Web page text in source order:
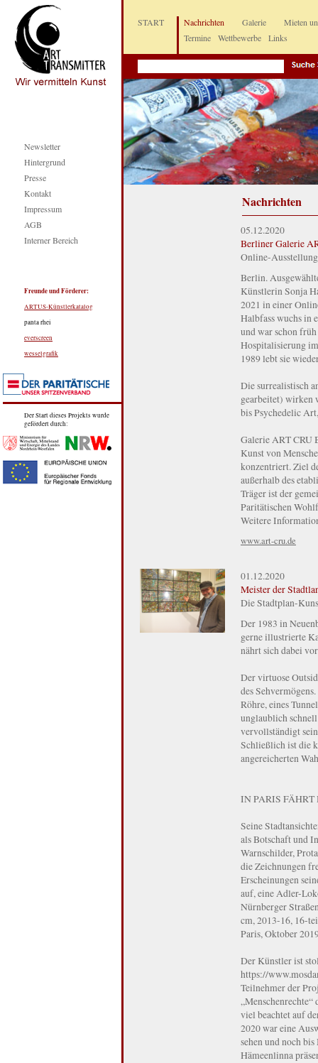
Newsletter
Hintergrund
Presse
Kontakt
Impressum
AGB
Interner Bereich
Freunde und Förderer:
ARTUS-Künstlerkatalog
panta rhei
everscreen
wesselgrafik
Der Start dieses Projekts wurde
gefördert durch:
START
Nachrichten
Termine
Wettbewerbe Links
Galerie Mieten
Nachrichten
05.12.2020
Berliner Galerie
Online-
Berlin.
Künstlerin Sonja
2021 in einer
Halbfass wuchs in
und war schon
Hospitalisierung
1989 lebt sie
Die surrealistisch
gearbeitet) wirken
bis Psychedelic
Galerie ART CRU
Kunst von
konzentriert. Ziel
außerhalb des
Träger ist der
Paritätischen
Weitere
www.art-cru.de
01.12.2020
Meister der
Die Stadtplan-
Der 1983 in
gerne illustrierte
nährt sich dabei
Der virtuose
des
Röhre, eines
unglaublich
vervollständigt
Schließlich ist die
angereicherten
IN PARIS FÄHRT
Seine
als Botschaft und
Warnschilder,
die Zeichnungen
Erscheinungen
auf, eine Adler-
Nürnberger
cm, 2013-16, 16-
Paris, Oktober
Der Künstler ist
https://
Teilnehmer der
viel beachtet auf
2020 war eine
sehen und noch
Hämeenlinna